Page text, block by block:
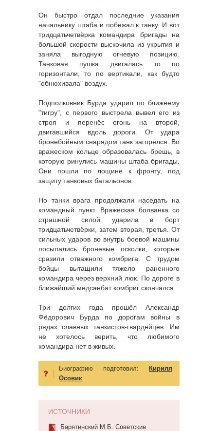
Он быстро отдал последние указания
начальнику штаба и побежал к танку. И вот
тридцатьчетвёрка командира бригады на
большой скорости выскочила из укрытия и
заняла выгодную огневую позицию.
Танковая пушка двигалась то по
горизонтали, то по вертикали, как будто
"обнюхивала" воздух.
Подполковник Бурда ударил по ближнему
"тигру", с первого выстрела вывел его из
строя и перенёс огонь на второй,
двигавшийся вдоль дороги. От удара
бронебойным снарядом танк загорелся. Во
вражеском кольце образовалась брешь, в
которую ринулись машины штаба бригады.
Они пошли по лощине к фронту, под
защиту танковых батальонов.
Но танки врага продолжали наседать на
командный пункт. Вражеская болванка со
страшной силой ударила в борт
тридцатьчетвёрки, затем вторая, третья. От
сильных ударов во внутрь боевой машины
посыпались броневые осколки, которые
сразили отважного комбрига. С трудом
бойцы вытащили тяжело раненного
командира через верхний люк. По дороге в
ближайший медсанбат комбриг скончался.
Три долгих года прошёл Александр
Фёдорович Бурда по дорогам войны в
рядах славных танкистов-гвардейцев. Им
не хотелось верить, что любимого
командира нет в живых.
Биографию подготовил:
Кирилл
Осовик
ИСТОЧНИКИ
Барятинский М.Б. Советские